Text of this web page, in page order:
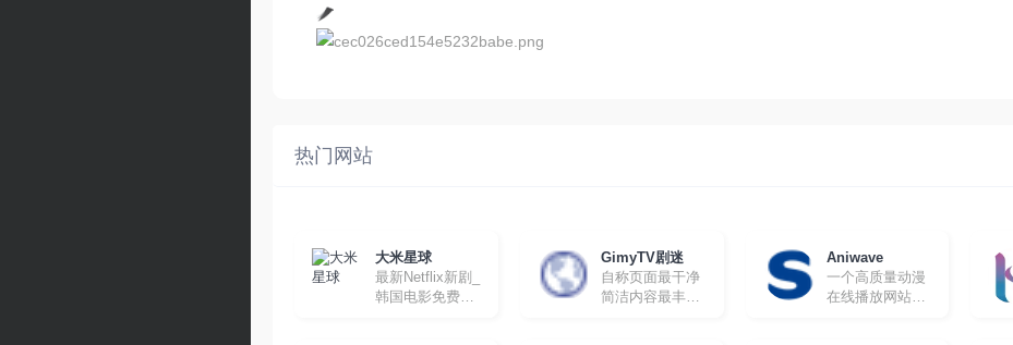
热门网站
大米星球
最新Netflix新剧_
韩国电影免费在
GimyTV剧迷
自称页面最干净
简洁内容最丰富
Aniwave
一个高质量动漫
在线播放网站，